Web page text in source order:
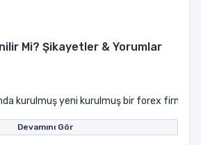
Mi? Şikayetler & Yorumlar
kurulmuş yeni kurulmuş bir forex
Devamını Gör